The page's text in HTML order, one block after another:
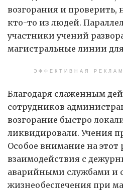
возгорания и проверить,
кто-то из людей.
участники учений
магистральные линии
ЭФФЕКТИВНАЯ
Благодаря слаженным
сотрудников
возгорание быстро
ликвидировали. Учения
Особое внимание на этот
взаимодействия с
аварийными службами и
жизнеобеспечения при